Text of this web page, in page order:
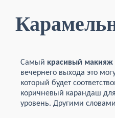
Самый красивый макияж
вечернего выхода это
который будет
коричневый карандаш
уровень. Другими